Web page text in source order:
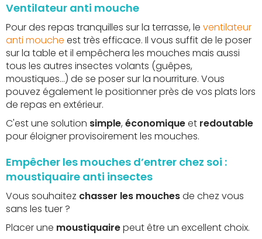
Ventilateur anti mouche
Pour des repas tranquilles sur la terrasse, le ventilateur
anti mouche est très efficace. Il vous suffit de le poser
sur la table et il empêchera les mouches mais aussi
tous les autres insectes volants (guêpes,
moustiques...) de se poser sur la nourriture. Vous
pouvez également le positionner près de vos plats lors
de repas en extérieur.
C'est une solution simple, économiqueet redoutable
pour éloigner provisoirement les mouches.
Empêcher les mouches d’entrer chez soi :
moustiquaire anti insectes
Vous souhaitez chasser les mouchesde chez vous
sans les tuer ?
Placer une moustiquairepeut être un excellent choix.